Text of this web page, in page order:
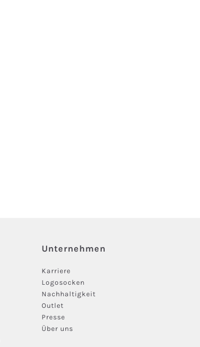
Unternehmen
Karriere
Logosocken
Nachhaltigkeit
Outlet
Presse
Über uns